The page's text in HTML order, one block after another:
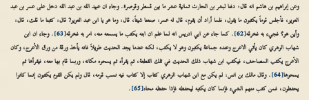
وعن إبراهيم بن هاشم انه قال: دفنا لبشر بن الحارث ثمانية عشر ما بين قمطر وقوصرة. وجاء ان عبيد الله بن عبد الله دخل على عمر بن عبد
العزيز، فأجلس قوماً يكتبون ما يقول، فلما أراد أن يقوم، قال له عمر: صنعنا شيئاً، قال: وما هو يا ابن عبد العزيز? قال: كتبنا ما قلت، قال:
وأين هو؟ فجيء به فخرقه[62] . كما جاء عن ابي ادريس انه لما علم ان ابنه يكتب ما يسمعه منه، امر به فخرقه[63]
. وجاء ان ابن
شهاب الزهري كان يأتي الاعرج وعنده جماعة يكتبون وهو لا يكتب، لكنه عندما يجد الحديث طويلاً فانه يأخذ ورقة من ورق الأعرج، وكان
الأعرج يكتب المصاحف، فيكتب ابن شهاب ذلك الحديث في تلك القطعة، ثم يقرأه ثم يمحوه مكانه، وربما قام بها معه، فيقرأها ثم
يمحوها[64]
. وقال مالك بن انس: لم يكن مع ابن شهاب الزهري كتاب إلا كتاب فيه نسب قومه، قال ولم يكن القوم يكتبون إنما كانوا
يحفظون، فمن كتب منهم الشيء فإنما كان يكتبه ليحفظه فإذا حفظه محاه[65]
.